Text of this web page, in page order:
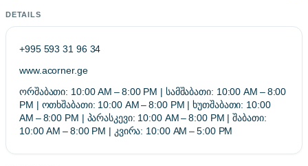
DETAILS
+995 593 31 96 34
www.acorner.ge
ორშაბათი: 10:00 AM – 8:00 PM | სამშაბათი: 10:00 AM – 8:00
PM | ოთხშაბათი: 10:00 AM – 8:00 PM | ხუთშაბათი: 10:00
AM – 8:00 PM | პარასკევი: 10:00 AM – 8:00 PM | შაბათი:
10:00 AM – 8:00 PM | კვირა: 10:00 AM – 5:00 PM